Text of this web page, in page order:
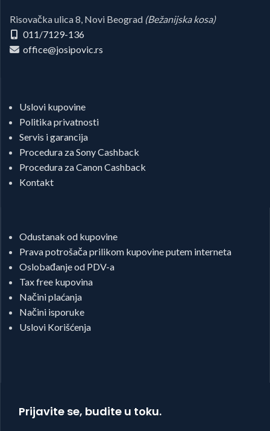
Risovačka ulica 8, Novi Beograd (Bežanijska kosa)
011/7129-136
office@josipovic.rs
Uslovi kupovine
Politika privatnosti
Servis i garancija
Procedura za Sony Cashback
Procedura za Canon Cashback
Kontakt
Odustanak od kupovine
Prava potrošača prilikom kupovine putem interneta
Oslobađanje od PDV-a
Tax free kupovina
Načini plaćanja
Načini isporuke
Uslovi Korišćenja
Prijavite se, budite u toku.